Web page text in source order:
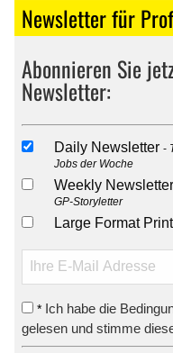
Newsletter für
Abonnieren Sie
Newsletter:
Daily Newsletter
Jobs der Woche
Weekly Newsletter
GP-Storyletter
Large Format
* Ich habe die
gelesen und stimme